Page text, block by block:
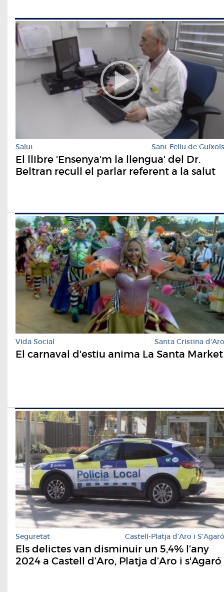
Salut Sant Feliu de Guíxols
El llibre 'Ensenya'm la llengua' del Dr.
Beltran recull el parlar referent a la salut
Vida Social Santa Cristina d'Aro
El carnaval d'estiu anima La Santa Market
Seguretat Castell-Platja d'Aro i S'Agaró
Els delictes van disminuir un 5,4% l’any
2024 a Castell d’Aro, Platja d’Aro i s'Agaró